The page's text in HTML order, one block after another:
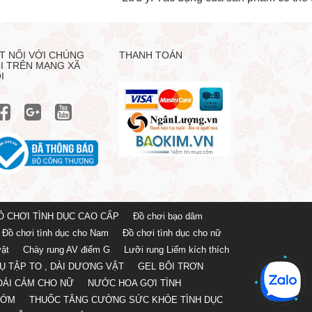
NỐI VỚI CHÚNG
TRÊN MẠNG XÃ
THANH TOÁN
CHƠI TÌNH DỤC CAO CẤP
Đồ chơi bạo dâm
Đồ chơi tình dục cho Nam
Đồ chơi tình dục cho nữ
Chày rung AV điểm G
Lưỡi rung Liếm kích thích
TẬP TO , DÀI DƯƠNG VẬT
GEL BÔI TRƠN
CẢM CHO NỮ
NƯỚC HOA GỢI TÌNH
THUỐC TĂNG CƯỜNG SỨC KHỎE TÌNH DỤC